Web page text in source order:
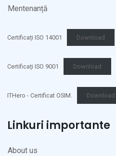
Mentenanță
Certificați ISO 14001 Download
Certificați ISO 9001 Download
ITHero - Certificat OSIM. Download
Linkuri importante
About us